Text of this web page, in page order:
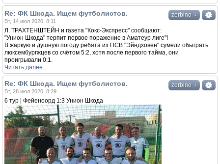
zerbino ↓
Re: ФК Шкода. Ищем футболистов.
Вт, 14 июл 2020, 8:11
Л. ТРАХТЕНШТЕЙН и газета "Кокс-Экспресс" сообщают:
"Унион Шкода" терпит первое поражение в Аматеур лиге"!
В жаркую и душную погоду ребята из ПСВ "Эйндховен" сумели обыграть
люксембургжцев со счётом 5:2, хотя после первого тайма, они
проигрывали 0:1.
Читать далее...
zerbino ↓
Re: ФК Шкода. Ищем футболистов.
Вт, 28 июл 2020, 8:29
6 тур | Фейеноорд 1:3 Унион Шкода